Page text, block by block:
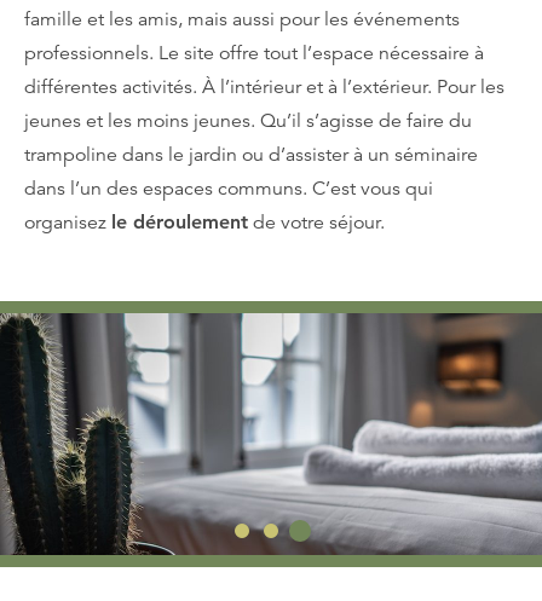
famille et les amis, mais aussi pour les événements
professionnels. Le site offre tout l’espace nécessaire à
différentes activités. À l’intérieur et à l’extérieur. Pour les
jeunes et les moins jeunes. Qu’il s’agisse de faire du
trampoline dans le jardin ou d’assister à un séminaire
dans l’un des espaces communs. C’est vous qui
organisez le déroulement de votre séjour.